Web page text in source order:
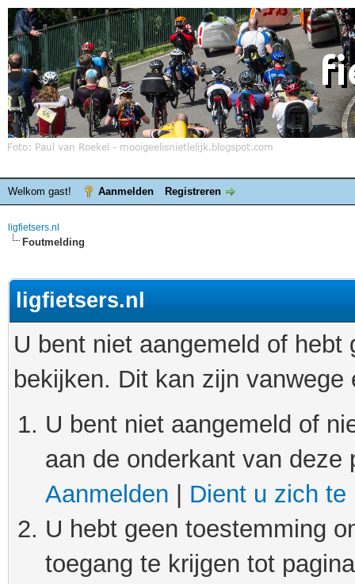
Welkom gast! Aanmelden Registreren
ligfietsers.nl
Foutmelding
ligfietsers.nl
U bent niet aangemeld of
bekijken. Dit kan zijn
U bent niet aangemeld of
aan de onderkant van
Aanmelden
Dient u zich te
U hebt geen toestemming
toegang te krijgen tot